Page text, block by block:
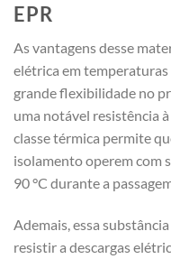
EPR
As vantagens desse
elétrica em
grande flexibilidade no
uma notável resistência
classe térmica permite
isolamento operem com
90 °C durante a
Ademais, essa
resistir a descargas